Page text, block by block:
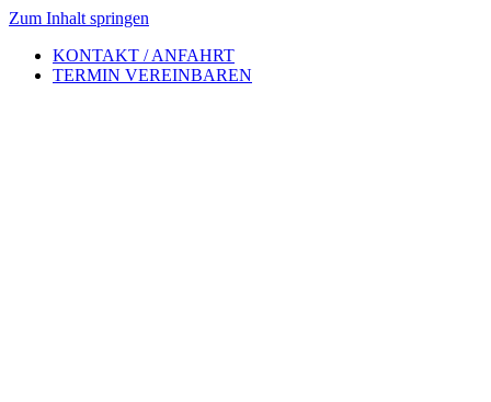
Zum Inhalt springen
KONTAKT / ANFAHRT
TERMIN VEREINBAREN